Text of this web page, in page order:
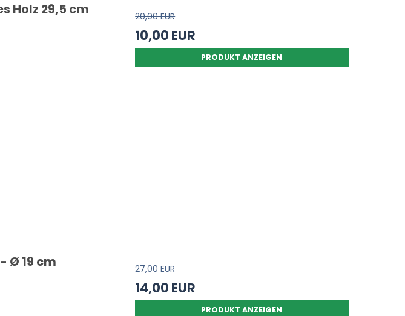
Holz 29,5 cm 20,00 EUR
10,00 EUR
PRODUKT ANZEIGEN
Ø 19 cm 27,00 EUR
14,00 EUR
PRODUKT ANZEIGEN